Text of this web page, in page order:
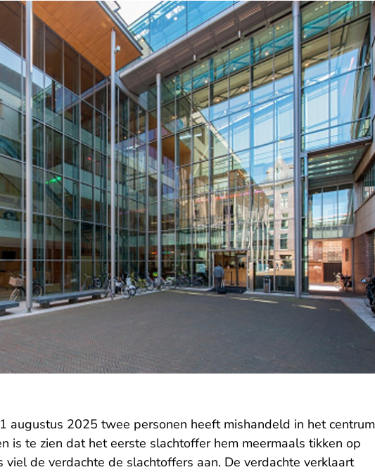
augustus 2025 twee personen heeft mishandeld in het centrum
is te zien dat het eerste slachtoffer hem meermaals tikken op
viel de verdachte de slachtoffers aan. De verdachte verklaart